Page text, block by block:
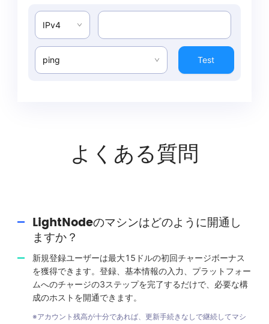
IPv4
ping Test
よくある質問
LightNodeのマシンはどのように開通し
ますか？
新規登録ユーザーは最大15ドルの初回チャージボーナス
を獲得できます。登録、基本情報の入力、プラットフォー
ムへのチャージの3ステップを完了するだけで、必要な構
成のホストを開通できます。
※アカウント残高が十分であれば、更新手続きなしで継続してマシ